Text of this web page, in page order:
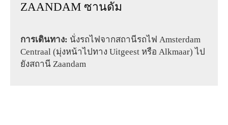
ZAANDAM ซานดัม
การเดินทาง: นั่งรถไฟจากสถานีรถไฟ Amsterdam
Centraal (มุ่งหน้าไปทาง Uitgeest หรือ Alkmaar) ไป
ยังสถานี Zaandam